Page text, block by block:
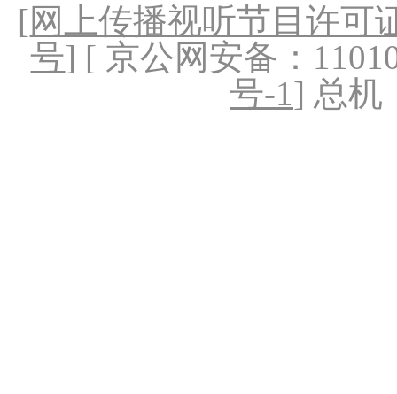
[网上传播视听节目许可
号] [ 京公网安备：
号-1] 总机